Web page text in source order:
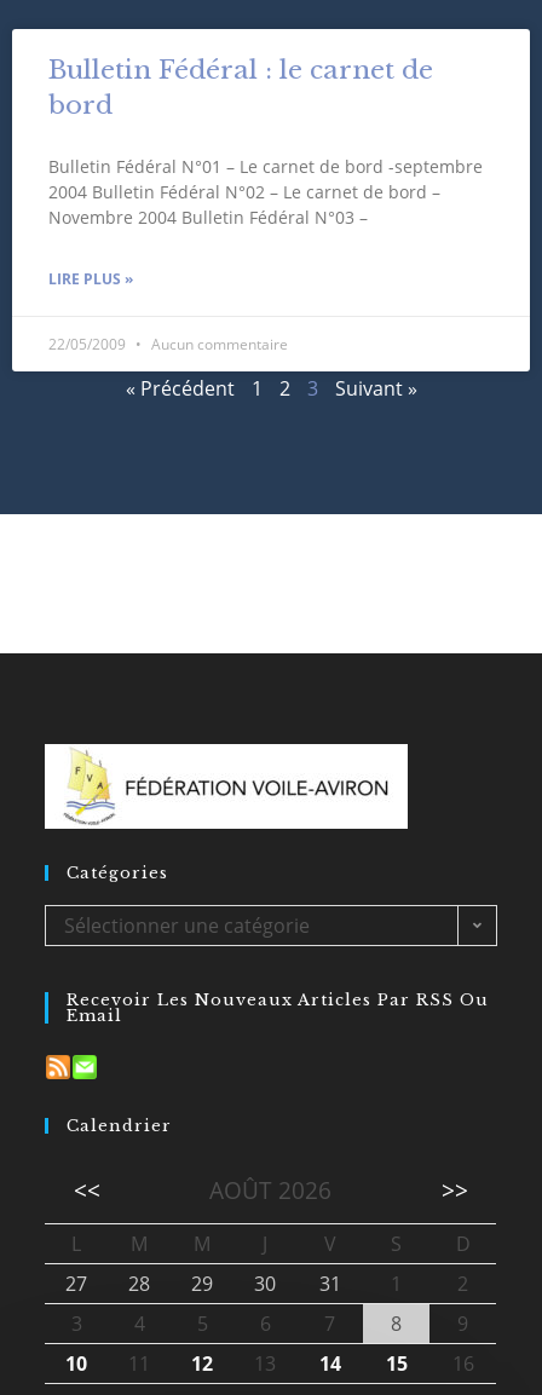
Bulletin Fédéral : le carnet de
bord
Bulletin Fédéral N°01 – Le carnet de bord -septembre
2004 Bulletin Fédéral N°02 – Le carnet de bord –
Novembre 2004 Bulletin Fédéral N°03 –
LIRE PLUS »
22/05/2009 Aucun commentaire
« Précédent 1 2 3 Suivant »
Catégories
Sélectionner une catégorie
Recevoir Les Nouveaux Articles Par RSS Ou
Email
Calendrier
<< AOÛT 2026 >>
L M M J V S
D
27
28 29 30 31 1
2
3
4 5 6 7 8
9
10
11 12 13 14 15
16